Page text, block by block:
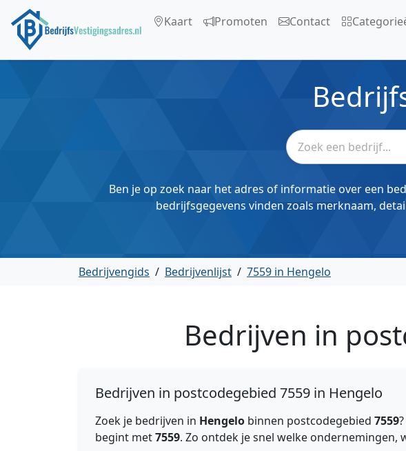
Kaart Promoten Contact
Ben je op zoek naar het adres of informatie over een
bedrijfsgegevens vinden zoals merknaam,
Bedrijvengids / Bedrijvenlijst / 7559 in Hengelo
Bedrijven in
Bedrijven in postcodegebied 7559 in Hengelo
Zoek je bedrijven in Hengelo binnen postcodegebied 7559
begint met7559. Zo ontdek je snel welke ondernemingen,